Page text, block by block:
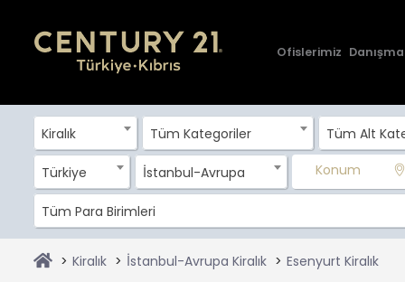
Ofislerimiz
Kiralık Tüm Kategoriler Tüm Alt
Türkiye İstanbul-Avrupa Konum
Tüm Para Birimleri
Kiralık İstanbul-Avrupa Kiralık Esenyurt Kiralık